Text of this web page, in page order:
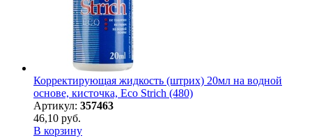
Корректирующая жидкость (штрих) 20мл на водной
основе, кисточка, Eco Strich (480)
Артикул: 357463
46,10 руб.
В корзину